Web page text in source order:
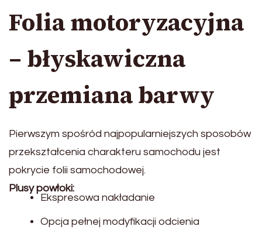
Folia motoryzacyjna
– błyskawiczna
przemiana barwy
Pierwszym spośród najpopularniejszych sposobów
przekształcenia charakteru samochodu jest
pokrycie folii samochodowej.
Plusy powłoki:
Ekspresowa nakładanie
Opcja pełnej modyfikacji odcienia